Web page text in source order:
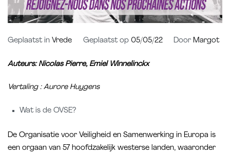
Geplaatst in Vrede Geplaatst op 05/05/22 Door Margot
Auteurs: Nicolas Pierre, Emiel Winnelinckx
Vertaling : Aurore Huygens
Wat is de OVSE?
De Organisatie voor Veiligheid en Samenwerking in Europa is
een orgaan van 57 hoofdzakelijk westerse landen, waaronder